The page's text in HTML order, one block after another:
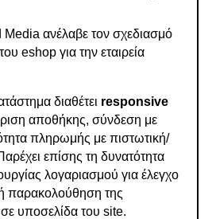
ανέλαβε τον σχεδιασμό
eshop για την εταιρεία
διαθέτει responsive
αποθήκης, σύνδεση με
πληρωμής με πιστωτική/
επίσης τη δυνατότητα
λογαριασμού για έλεγχο
παρακολούθηση της
υποσελίδα του site.